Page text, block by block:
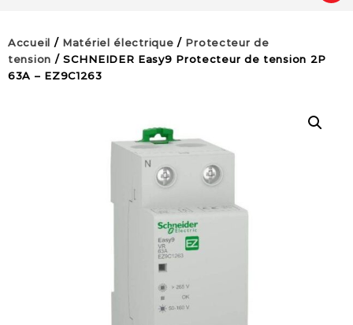
Accueil / Matériel électrique / Protecteur de
tension / SCHNEIDER Easy9 Protecteur de tension 2P
63A – EZ9C1263